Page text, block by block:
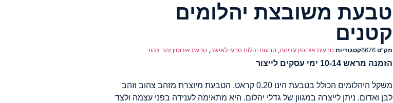
טבעת משובצת יהלומים
קטנים
מק"ט 6676קטגוריות טבעות אירוסין עדינות, טבעות יהלום טבעי לאישה, טבעת אירוסין זהב צהוב
הזמנה מראש 10-14 ימי עסקים לייצור
משקל היהלומים הכולל בטבעת הינו 0.20 קראט. הטבעת מיוצרת מזהב צהוב וזהב
לבן ואדום. ניתן לייצרה במגוון של גדלי יהלום. היא מתאימה לענידה בפני עצמה ולצד